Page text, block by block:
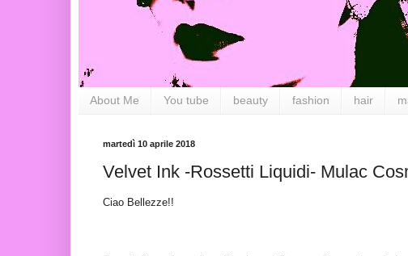
About Me You tube beauty fashion hair
martedì 10 aprile 2018
Velvet Ink -Rossetti Liquidi- Mulac
Ciao Bellezze!!